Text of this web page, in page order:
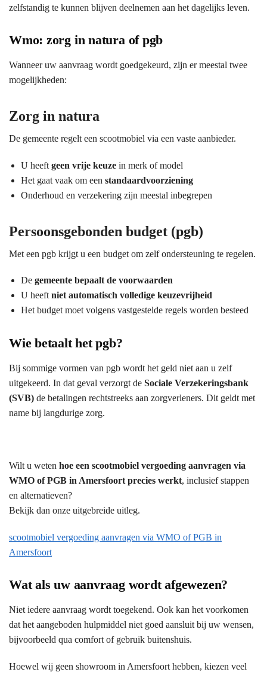
zelfstandig te kunnen blijven deelnemen aan het dagelijks leven.
Wmo: zorg in natura of pgb
Wanneer uw aanvraag wordt goedgekeurd, zijn er meestal twee
mogelijkheden:
Zorg in natura
De gemeente regelt een scootmobiel via een vaste aanbieder.
U heeft geen vrije keuze in merk of model
Het gaat vaak om een standaardvoorziening
Onderhoud en verzekering zijn meestal inbegrepen
Persoonsgebonden budget (pgb)
Met een pgb krijgt u een budget om zelf ondersteuning te regelen.
De gemeente bepaalt de voorwaarden
U heeft niet automatisch volledige keuzevrijheid
Het budget moet volgens vastgestelde regels worden besteed
Wie betaalt het pgb?
Bij sommige vormen van pgb wordt het geld niet aan u zelf
uitgekeerd. In dat geval verzorgt de Sociale Verzekeringsbank
(SVB) de betalingen rechtstreeks aan zorgverleners. Dit geldt met
name bij langdurige zorg.
Wilt u weten hoe een scootmobiel vergoeding aanvragen via
WMO of PGB in Amersfoort precies werkt, inclusief stappen
en alternatieven?
Bekijk dan onze uitgebreide uitleg.
scootmobiel vergoeding aanvragen via WMO of PGB in
Amersfoort
Wat als uw aanvraag wordt afgewezen?
Niet iedere aanvraag wordt toegekend. Ook kan het voorkomen
dat het aangeboden hulpmiddel niet goed aansluit bij uw wensen,
bijvoorbeeld qua comfort of gebruik buitenshuis.
Hoewel wij geen showroom in Amersfoort hebben, kiezen veel